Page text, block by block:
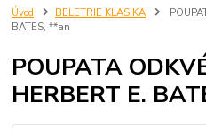
Úvod BELETRIE KLASIKA
BATES, **an
POUPATA
HERBERT E.